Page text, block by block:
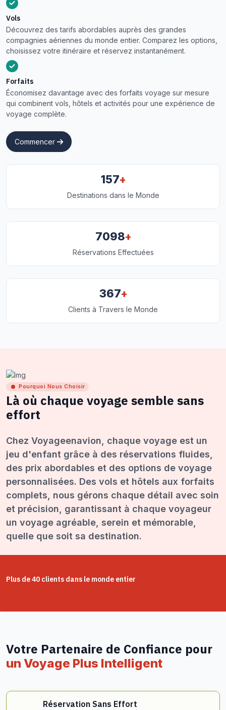
Vols
Découvrez des tarifs abordables auprès des grandes
compagnies aériennes du monde entier. Comparez les options,
choisissez votre itinéraire et réservez instantanément.
Forfaits
Économisez davantage avec des forfaits voyage sur mesure
qui combinent vols, hôtels et activités pour une expérience de
voyage complète.
Commencer
157+
Destinations dans le Monde
7098+
Réservations Effectuées
367+
Clients à Travers le Monde
Pourquoi Nous Choisir
Là où chaque voyage semble sans
effort
Chez Voyageenavion, chaque voyage est un
jeu d'enfant grâce à des réservations fluides,
des prix abordables et des options de voyage
personnalisées. Des vols et hôtels aux forfaits
complets, nous gérons chaque détail avec soin
et précision, garantissant à chaque voyageur
un voyage agréable, serein et mémorable,
quelle que soit sa destination.
Plus de 40 clients dans le monde entier
Votre Partenaire de Confiance pour
un Voyage Plus Intelligent
Réservation Sans Effort